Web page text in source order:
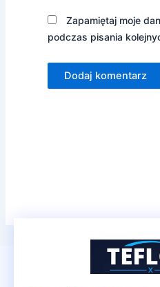
Zapamiętaj moje
podczas pisania